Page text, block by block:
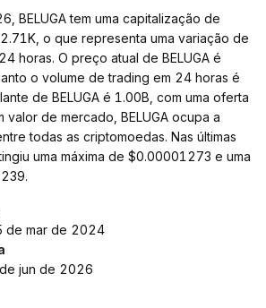
BELUGA tem uma capitalização de
o que representa uma variação de
horas. O preço atual de BELUGA é
o volume de trading em 24 horas é
de BELUGA é 1.00B, com uma oferta
valor de mercado, BELUGA ocupa a
todas as criptomoedas. Nas últimas
uma máxima de $0.00001273 e uma
de mar de 2024
jun de 2026